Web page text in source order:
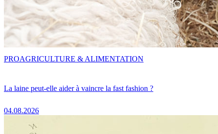
La laine peut-elle aider à vaincre la fast fashion ?
04.08.2026
PROAGRICULTURE & ALIMENTATION